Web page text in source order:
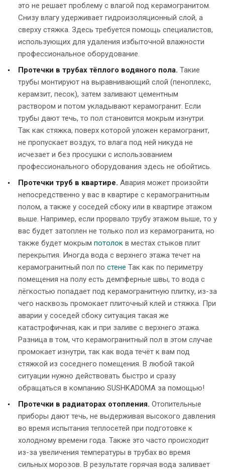
это не решает проблему с влагой под керамогранитом.
Снизу влагу удерживает гидроизоляционный слой, а
сверху стяжка. Здесь требуется помощь специалистов,
использующих для удаления избыточной влажности
профессиональное оборудование.
Протечки в трубах тёплого водяного пола. Такие
трубы монтируют на выравнивающий слой (пеноплекс,
керамзит, песок), затем заливают цементным
раствором и потом укладывают керамогранит. Если
трубы дают течь, то пол становится мокрым изнутри.
Так как стяжка, поверх которой уложен керамогранит,
не пропускает воздух, то влага под ней никуда не
исчезает и без просушки с использованием
профессионального оборудования здесь не обойтись.
Протечки труб в квартире. Авария может произойти
непосредственно у вас в квартире с керамогранитным
полом, а также у соседей сбоку или в квартире этажом
выше. Например, если прорвало трубу этажом выше, то у
вас будет затоплен не только пол из керамогранита, но
также будет мокрым потолок в местах стыков плит
перекрытия. Иногда вода с верхнего этажа течет на
керамогранитный пол по стене Так как по периметру
помещения на полу есть демпферные швы, то вода с
лёгкостью попадает под керамогранитную плитку, из-за
чего насквозь промокает плиточный клей и стяжка. При
аварии у соседей сбоку ситуация такая же
катастрофичная, как и при заливе с верхнего этажа.
Разница в том, что керамогранитный пол в этом случае
промокает изнутри, так как вода течёт к вам под
стяжкой из соседнего помещения. В любой такой
ситуации нужно действовать быстро и сразу
обращаться в компанию SUSHKADOMA за помощью!
Протечки в радиаторах отопления. Отопительные
приборы дают течь, не выдерживая высокого давления
во время испытания теплосетей при подготовке к
холодному времени года. Также это часто происходит
из-за увеличения температуры в трубах во время
сильных морозов. В результате горячая вода заливает